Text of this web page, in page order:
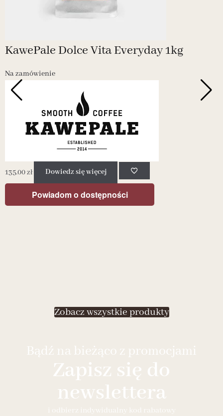
KawePale Dolce Vita Everyday 1kg
Na zamówienie
135.00zł Dowiedz się więcej
Powiadom o dostępności
Zobacz wszystkie produkty
Bądź na bieżąco z promocjami
Zapisz się do
newslettera
i odbierz indywidualny kod rabatowy